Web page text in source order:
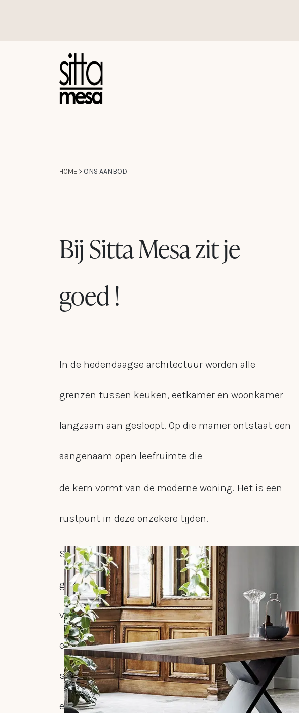
HOME > ​ONS AANBOD
Bij Sitta Mesa zit je
goed !
In de hedendaagse architectuur worden alle
grenzen tussen keuken, eetkamer en woonkamer
langzaam aan gesloopt. Op die manier ontstaat een
aangenaam open leefruimte die
de kern vormt van de moderne woning. Het is een
rustpunt in deze onzekere tijden.
Stoel & tafel zijn meer dan ooit de sleutel tot een
gezellige ruimte, een efficiënte thuiswerkplaats. Dit
vraagt ook om een aangepaste benadering van hoe
een meubelzaak er uit moet zien. Om die reden
serveren Caroline Dhont en Koen De Rore sinds
enkele jaren een uniek concept. Sitta Mesa in